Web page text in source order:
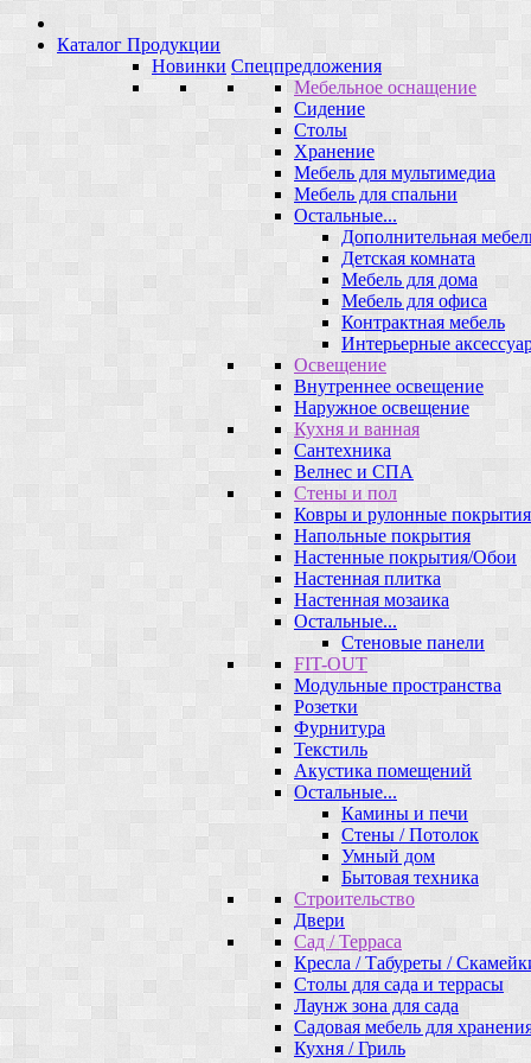
Каталог Продукции
Новинки Спецпредложения
Мебельное оснащение
Сидение
Столы
Хранение
Мебель для мультимедиа
Мебель для спальни
Остальные...
Дополнительная
Детская комната
Мебель для дома
Мебель для офиса
Контрактная мебель
Интерьерные
Освещение
Внутреннее освещение
Наружное освещение
Кухня и ванная
Сантехника
Велнес и СПА
Стены и пол
Ковры и рулонные покрытия
Напольные покрытия
Настенные покрытия/Обои
Настенная плитка
Настенная мозаика
Остальные...
Стеновые панели
FIT-OUT
Модульные пространства
Розетки
Фурнитура
Текстиль
Акустика помещений
Остальные...
Камины и печи
Стены / Потолок
Умный дом
Бытовая техника
Строительство
Двери
Сад / Терраса
Кресла / Табуреты /
Столы для сада и террасы
Лаунж зона для сада
Садовая мебель для
Кухня / Гриль